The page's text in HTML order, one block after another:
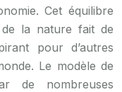
Cet équilibre
la nature fait de
pour d’autres
Le modèle de
de nombreuses